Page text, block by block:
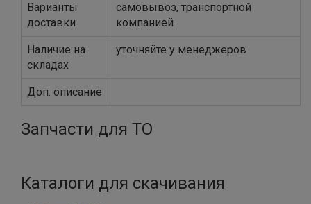
Варианты
доставки
самовывоз, транспортной
компанией
Наличие на
складах
уточняйте у менеджеров
Доп. описание
Запчасти для ТО
Каталоги для скачивания